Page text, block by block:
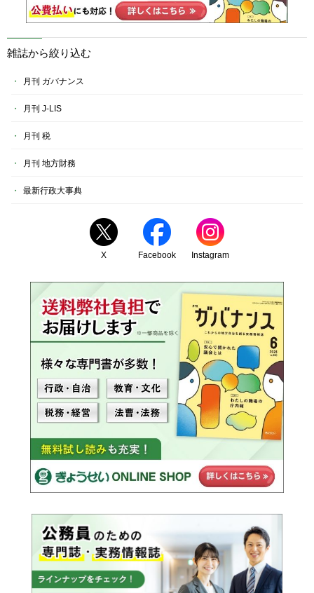
雑誌から絞り込む
月刊 ガバナンス
月刊 J-LIS
月刊 税
月刊 地方財務
最新行政大事典
X Facebook Instagram